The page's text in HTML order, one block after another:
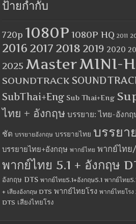
ป้ายกำกับ
720p 1080P 1080P HQ 2011
2016 2017 2018 2019 2020
2025 MasterMINI-
SOUNDTRACK
SubThai+Eng Sub Thai+Eng
ไทย + อังกฤษ บรรยาย: ไทย-อังก
ชัด บรรยายอังกฤษ บรรยายไทย บรรยา
บรรยายไทย+อังกฤษ พากย์ไทย พากย์ไทย
พากย์ไทย 5.1 + อังกฤษ
อังกฤษ DTS พากย์ไทย5.1+อังกฤษ5.1 พากย์ไทย
+ เสียงอังกฤษ DTS พากย์ไทยโรง พากย์ไทยโรง
DTS เสียงไทยโรง